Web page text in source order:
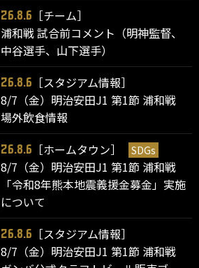
26.8.6
［チーム］
浦和戦 試合前コメント（明神監督、
中谷選手、山下選手）
26.8.6
［スタジアム情報］
8/7（金）明治安田J1 第1節 浦和戦
場外飲食情報
26.8.6 ［ホームタウン］ SDGs
8/7（金）明治安田J1 第1節 浦和戦
「令和8年熊本地震義援金募金」実施
について
26.8.6
［スタジアム情報］
8/7（金）明治安田J1 第1節 浦和戦